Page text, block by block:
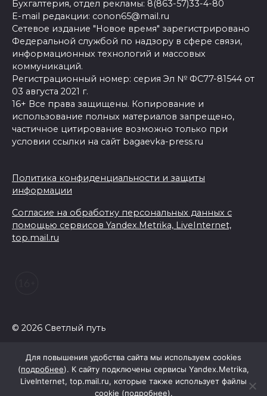
Бухгалтерия, отдел рекламы: 8(863-57)33-4-80
E-mail редакции: conon65@mail.ru
Сетевое издание "Новое время" зарегистрировано
Федеральной службой по надзору в сфере связи,
информационных технологий и массовых
коммуникаций.
Регистрационный номер: серия Эл № ФС77-81544 от
03 августа 2021 г.
16+ Все права защищены. Копирование и
использование полных материалов запрещено,
частичное цитирование возможно только при
условии ссылки на сайт bagaevka-press.ru
Политика конфиденциальности и защиты
информации
Согласие на обработку персональных данных с
помощью сервисов Yandex.Metrika, LiveInternet,
top.mail.ru
© 2026 Светлый путь
Для повышения удобства сайта мы используем cookies
(подробнее). К сайту подключены сервисы Yandex.Metrika,
LiveInternet, top.mail.ru, которые также использует файлы
cookie (подробнее).